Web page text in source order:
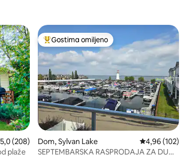
ocena 5,0 od 5, utisaka: 208
5,0 (208)
plaže
Najuspešniji među gostima omiljenim
Gostima omiljeno
Dom, Sylvan Lake Prosečna
4,96 (102)
SEPTEMBARSKA RASPRODAJA ZA DUGI